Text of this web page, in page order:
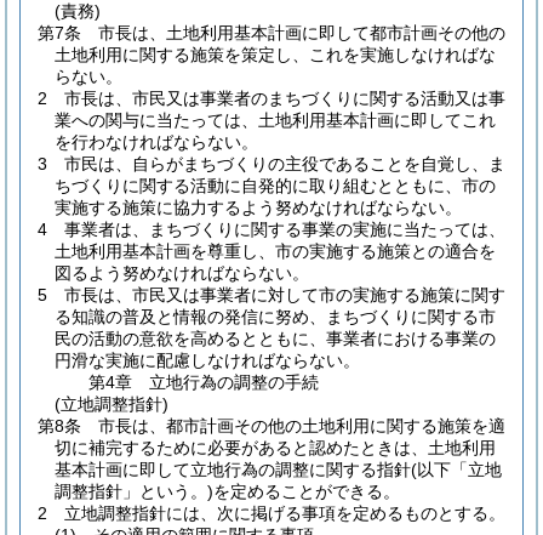
(責務)
第7条
市長は、土地利用基本計画に即して都市計画その他の
土地利用に関する施策を策定し、これを実施しなければな
らない。
2
市長は、市民又は事業者のまちづくりに関する活動又は事
業への関与に当たっては、土地利用基本計画に即してこれ
を行わなければならない。
3
市民は、自らがまちづくりの主役であることを自覚し、ま
ちづくりに関する活動に自発的に取り組むとともに、市の
実施する施策に協力するよう努めなければならない。
4
事業者は、まちづくりに関する事業の実施に当たっては、
土地利用基本計画を尊重し、市の実施する施策との適合を
図るよう努めなければならない。
5
市長は、市民又は事業者に対して市の実施する施策に関す
る知識の普及と情報の発信に努め、まちづくりに関する市
民の活動の意欲を高めるとともに、事業者における事業の
円滑な実施に配慮しなければならない。
第4章
立地行為の調整の手続
(立地調整指針)
第8条
市長は、都市計画その他の土地利用に関する施策を適
切に補完するために必要があると認めたときは、土地利用
基本計画に即して立地行為の調整に関する指針(以下「立地
調整指針」という。)を定めることができる。
2
立地調整指針には、次に掲げる事項を定めるものとする。